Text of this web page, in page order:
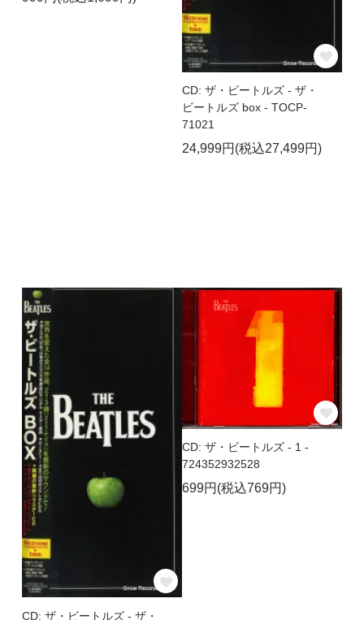
CD: ザ・ビートルズ - ザ・
ビートルズ box - TOCP-
71021
24,999円(税込27,499円)
CD: ザ・ビートルズ - ザ・
CD: ザ・ビートルズ - 1 -
724352932528
699円(税込769円)